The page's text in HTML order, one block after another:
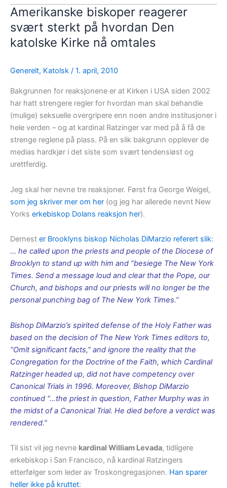
Kraften
i
Kristi
blod
Amerikanske biskoper reagerer
svært sterkt på hvordan Den
katolske Kirke nå omtales
Generelt, Katolsk / 1. april, 2010
Bakgrunnen for reaksjonene er at Kirken i USA siden 2002
har hatt strengere regler for hvordan man skal behandle
(mulige) seksuelle overgripere enn noen andre institusjoner i
hele verden – og at kardinal Ratzinger var med på å få de
strenge reglene på plass. På en slik bakgrunn opplever de
medias hardkjør i det siste som svært tendensiøst og
urettferdig.
Jeg skal her nevne tre reaksjoner. Først fra George Weigel,
som jeg skriver mer om her (og jeg har allerede nevnt New
Yorks erkebiskop Dolans reaksjon her).
Dernest er Brooklyns biskop Nicholas DiMarzio referert slik:
… he called upon the priests and people of the Diocese of
Brooklyn to stand up with him and “besiege The New York
Times. Send a message loud and clear that the Pope, our
Church, and bishops and our priests will no longer be the
personal punching bag of The New York Times.”
Bishop DiMarzio’s spirited defense of the Holy Father was
based on the decision of The New York Times editors to,
“Omit significant facts,” and ignore the reality that the
Congregation for the Doctrine of the Faith, which Cardinal
Ratzinger headed up, did not have competency over
Canonical Trials in 1996. Moreover, Bishop DiMarzio
continued “…the priest in question, Father Murphy was in
the midst of a Canonical Trial. He died before a verdict was
rendered.”
Til sist vil jeg nevne kardinal William Levada, tidligere
erkebiskop i San Francisco, nå kardinal Ratzingers
etterfølger som leder av Troskongregasjonen. Han sparer
heller ikke på kruttet: